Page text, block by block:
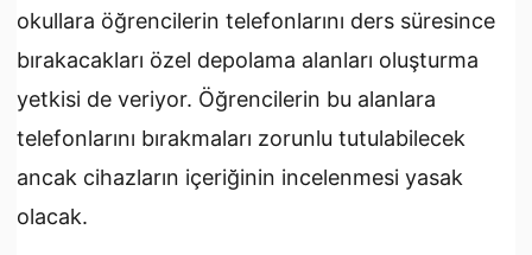
okullara öğrencilerin telefonlarını ders süresince
bırakacakları özel depolama alanları oluşturma
yetkisi de veriyor. Öğrencilerin bu alanlara
telefonlarını bırakmaları zorunlu tutulabilecek
ancak cihazların içeriğinin incelenmesi yasak
olacak.